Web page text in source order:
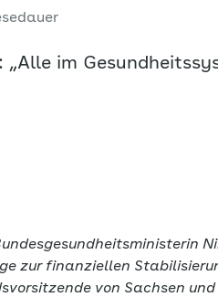
„Alle im
zur finanziellen
von Sachsen